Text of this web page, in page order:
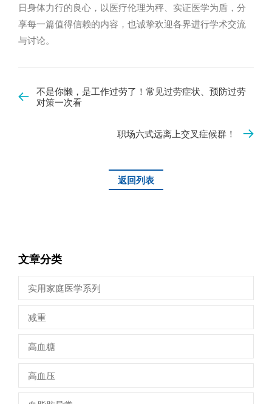
日身体力行的良心，以医疗伦理为秤、实证医学为盾，分
享每一篇值得信赖的内容，也诚挚欢迎各界进行学术交流
与讨论。
不是你懒，是工作过劳了！常见过劳症状、预防过劳
对策一次看
职场六式远离上交叉症候群！
返回列表
文章分类
实用家庭医学系列
减重
高血糖
高血压